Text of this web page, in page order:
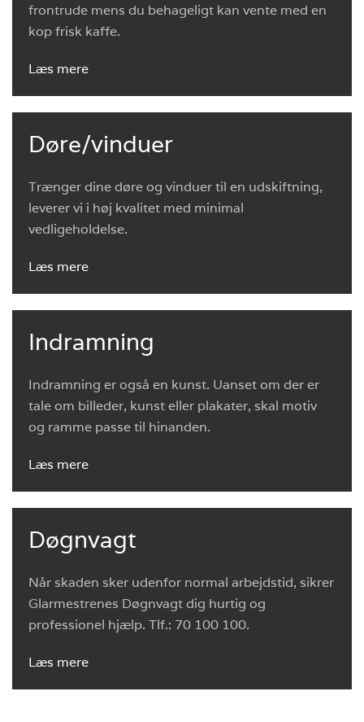
frontrude mens du behageligt kan vente med en
kop frisk kaffe.
Læs mere
Døre/vinduer
Trænger dine døre og vinduer til en udskiftning,
leverer vi i høj kvalitet med minimal
vedligeholdelse.
Læs mere
Indramning
Indramning er også en kunst. Uanset om der er
tale om billeder, kunst eller plakater, skal motiv
og ramme passe til hinanden.
Læs mere
Døgnvagt
Når skaden sker udenfor normal arbejdstid, sikrer
Glarmestrenes Døgnvagt dig hurtig og
professionel hjælp. Tlf.: 70 100 100.
Læs mere